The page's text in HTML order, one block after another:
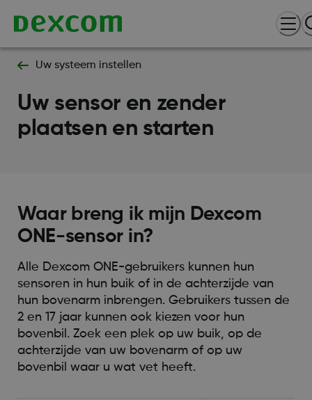
Uw systeem instellen
Uw sensor en zender
plaatsen en starten
Waar breng ik mijn Dexcom
ONE-sensor in?
Alle Dexcom ONE-gebruikers kunnen hun
sensoren in hun buik of in de achterzijde van
hun bovenarm inbrengen. Gebruikers tussen de
2 en 17 jaar kunnen ook kiezen voor hun
bovenbil. Zoek een plek op uw buik, op de
achterzijde van uw bovenarm of op uw
bovenbil waar u wat vet heeft.